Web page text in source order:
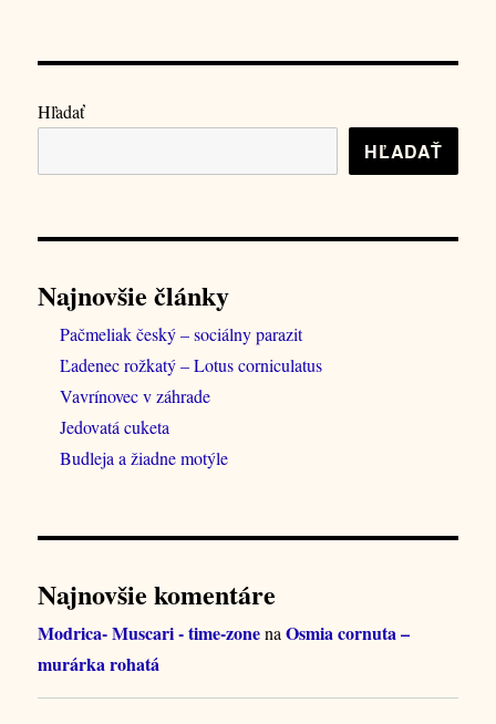
STRÁ
Hľadať
HĽADAŤ
Najnovšie články
Pačmeliak český – sociálny parazit
Ľadenec rožkatý – Lotus corniculatus
Vavrínovec v záhrade
Jedovatá cuketa
Budleja a žiadne motýle
Najnovšie komentáre
Modrica- Muscari - time-zonenaOsmia cornuta –
murárka rohatá